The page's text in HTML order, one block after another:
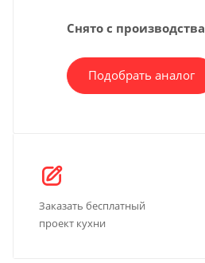
Снято с производства
Подобрать аналог
Заказать бесплатный
проект кухни